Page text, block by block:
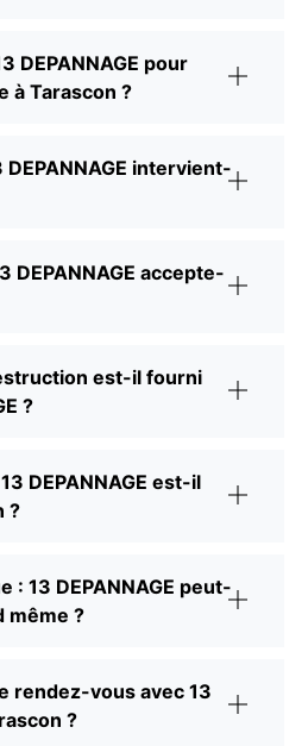
DEPANNAGE pour
à Tarascon ?
DEPANNAGE intervient-
DEPANNAGE accepte-
est-il fourni
?
DEPANNAGE est-il
?
: 13 DEPANNAGE peut-
même ?
rendez-vous avec 13
?